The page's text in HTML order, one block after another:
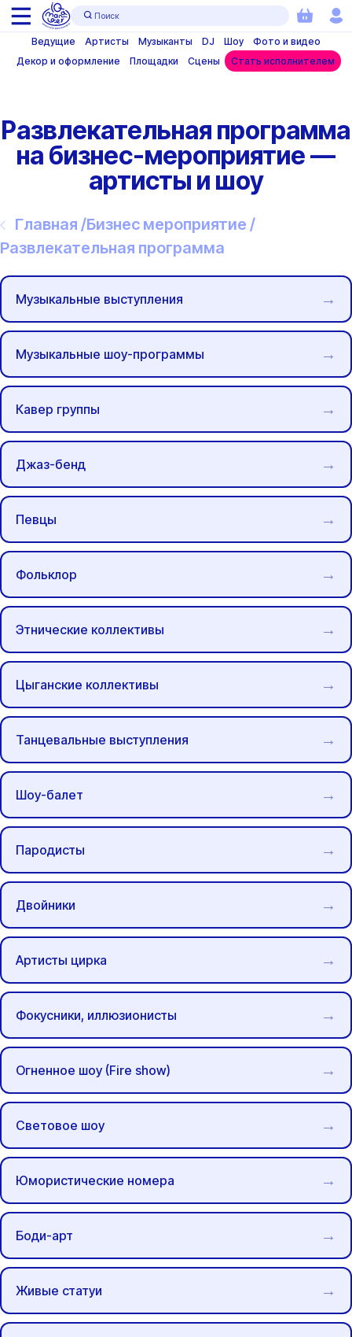
Ведущие Артисты Музыканты DJ Шоу
Фото и видео
Декор и оформление
Площадки Сцены Стать исполнителем
Развлекательная программа
на бизнес-мероприятие —
артисты и шоу
Главная /Бизнес мероприятие /
Развлекательная программа
Музыкальные выступления
Музыкальные шоу-программы
Кавер группы
Джаз-бенд
Певцы
Фольклор
Этнические коллективы
Цыганские коллективы
Танцевальные выступления
Шоу-балет
Пародисты
Двойники
Артисты цирка
Фокусники, иллюзионисты
Огненное шоу (Fire show)
Световое шоу
Юмористические номера
Боди-арт
Живые статуи